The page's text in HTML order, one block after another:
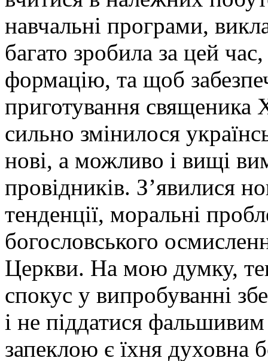
навчальні програми,
багато зробила за цей
формацію, та щоб
приготування священика
сильно змінилося
нові, а можливо і вищі
провідників. З’явилися
тенденції, моральні
богословського
Церкви. На мою думку,
спокус у випробуванні
і не піддатися
запеклою є їхня духовна